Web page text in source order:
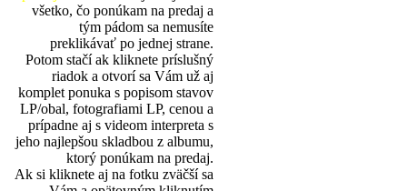
všetko, čo ponúkam na predaj a
tým pádom sa nemusíte
preklikávať po jednej strane.
Potom stačí ak kliknete príslušný
riadok a otvorí sa Vám už aj
komplet ponuka s popisom stavov
LP/obal, fotografiami LP, cenou a
prípadne aj s videom interpreta s
jeho najlepšou skladbou z albumu,
ktorý ponúkam na predaj.
Ak si kliknete aj na fotku zväčší sa